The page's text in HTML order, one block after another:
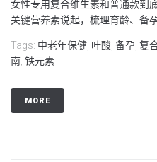
女性专用复合维生素和普通款到
关键营养素说起，梳理育龄、备
Tags: 中老年保健 叶酸 备孕 复
南 铁元素
MORE